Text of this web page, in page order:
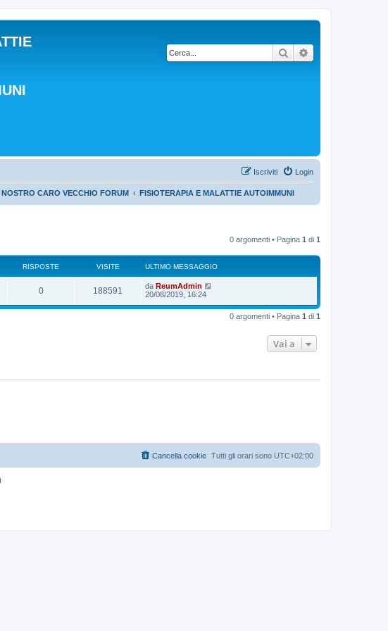
Cerca
Login
Iscriviti
CARO VECCHIO FORUM FISIOTERAPIA E MALATTIE AUTOIMMUNI
0 argomenti • Pagina 1 di 1
RISPOSTE VISITE ULTIMO MESSAGGIO
0 188591 da ReumAdmin
20/08/2019, 16:24
0 argomenti • Pagina 1 di 1
Vai a
Tutti gli orari sono UTC+02:00
Cancella cookie